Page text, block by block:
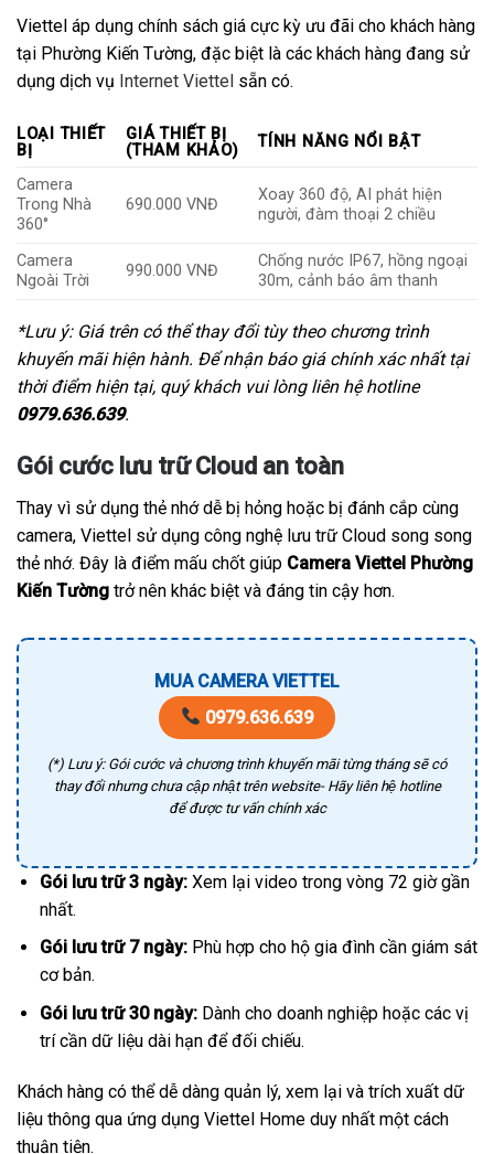
Viettel áp dụng chính sách giá cực kỳ ưu đãi cho khách hàng
tại Phường Kiến Tường, đặc biệt là các khách hàng đang sử
dụng dịch vụ Internet Viettel sẵn có.
LOẠI THIẾT
BỊ
GIÁ THIẾT BỊ
(THAM KHẢO)
TÍNH NĂNG NỔI BẬT
Camera
Trong Nhà
360°
690.000 VNĐ
Xoay 360 độ, AI phát hiện
người, đàm thoại 2 chiều
Camera
Ngoài Trời
990.000 VNĐ
Chống nước IP67, hồng ngoại
30m, cảnh báo âm thanh
*Lưu ý: Giá trên có thể thay đổi tùy theo chương trình
khuyến mãi hiện hành. Để nhận báo giá chính xác nhất tại
thời điểm hiện tại, quý khách vui lòng liên hệ hotline
0979.636.639.
Gói cước lưu trữ Cloud an toàn
Thay vì sử dụng thẻ nhớ dễ bị hỏng hoặc bị đánh cắp cùng
camera, Viettel sử dụng công nghệ lưu trữ Cloud song song
thẻ nhớ. Đây là điểm mấu chốt giúp Camera Viettel Phường
Kiến Tường trở nên khác biệt và đáng tin cậy hơn.
MUA CAMERA VIETTEL
0979.636.639
(*) Lưu ý: Gói cước và chương trình khuyến mãi từng tháng sẽ có
thay đổi nhưng chưa cập nhật trên website- Hãy liên hệ hotline
để được tư vấn chính xác
Gói lưu trữ 3 ngày:Xem lại video trong vòng 72 giờ gần
nhất.
Gói lưu trữ 7 ngày:Phù hợp cho hộ gia đình cần giám sát
cơ bản.
Gói lưu trữ 30 ngày:Dành cho doanh nghiệp hoặc các vị
trí cần dữ liệu dài hạn để đối chiếu.
Khách hàng có thể dễ dàng quản lý, xem lại và trích xuất dữ
liệu thông qua ứng dụng Viettel Home duy nhất một cách
thuận tiện.